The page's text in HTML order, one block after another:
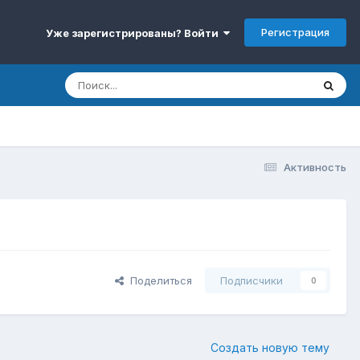
Уже зарегистрированы? Войти Регистрация
Активность
Поделиться Подписчики 0
Создать новую тему